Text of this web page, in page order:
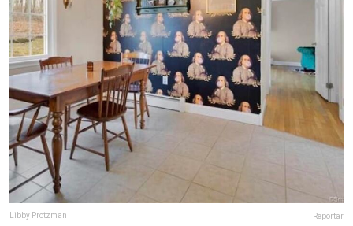
Libby Protzman Reportar